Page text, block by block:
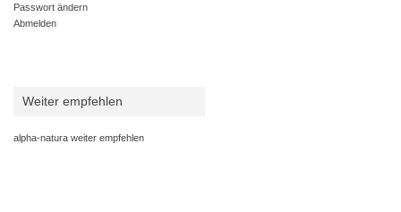
Passwort ändern
Abmelden
Weiter empfehlen
alpha-natura weiter empfehlen